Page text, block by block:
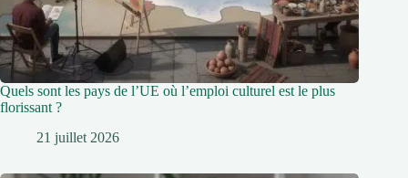
Quels sont les pays de l’UE où l’emploi culturel est le plus
florissant ?
21 juillet 2026